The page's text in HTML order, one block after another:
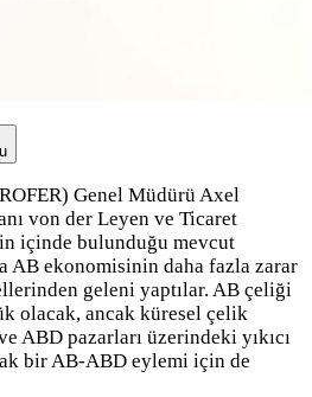
Genel Müdürü Axel
von der Leyen ve Ticaret
içinde bulunduğu mevcut
AB ekonomisinin daha fazla zarar
geleni yaptılar. AB çeliği
olacak, ancak küresel çelik
ABD pazarları üzerindeki yıkıcı
bir AB-ABD eylemi için de